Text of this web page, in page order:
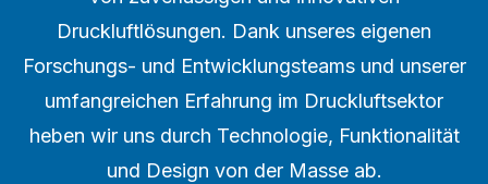
Druckluftlösungen. Dank unseres eigenen
Forschungs- und Entwicklungsteams und unserer
umfangreichen Erfahrung im Druckluftsektor
heben wir uns durch Technologie, Funktionalität
und Design von der Masse ab.